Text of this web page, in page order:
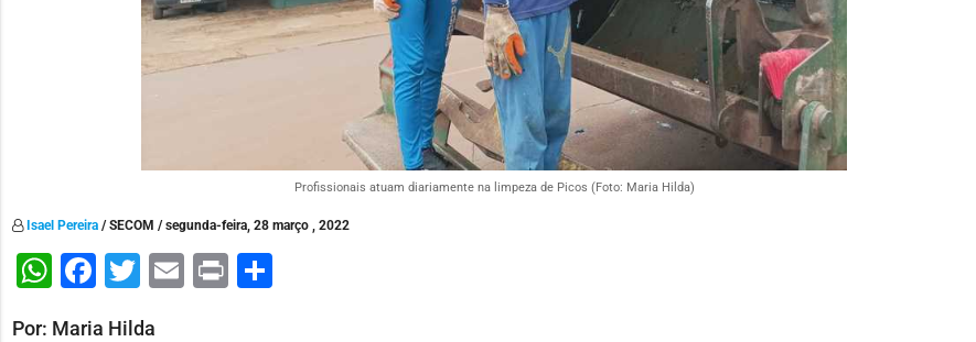
Profissionais atuam diariamente na limpeza de Picos (Foto: Maria Hilda)
Isael Pereira / SECOM / segunda-feira, 28 março , 2022
WhatsApp
Facebook
Twitter
Email
Print
Por: Maria Hilda